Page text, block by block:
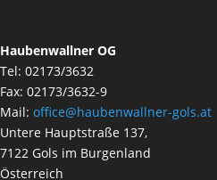
Haubenwallner OG
Tel: 02173/3632
Fax: 02173/3632-9
Mail: office@haubenwallner-gols.at
Untere Hauptstraße 137,
7122 Gols im Burgenland
Österreich